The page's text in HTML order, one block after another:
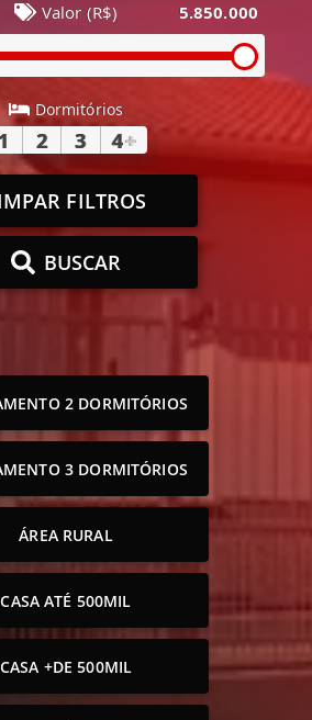
Valor (R$) 5.850.000
Dormitórios
1 2 3 4+
FILTROS
BUSCAR
2 DORMITÓRIOS
3 DORMITÓRIOS
ÁREA RURAL
CASA ATÉ 500MIL
CASA +DE 500MIL